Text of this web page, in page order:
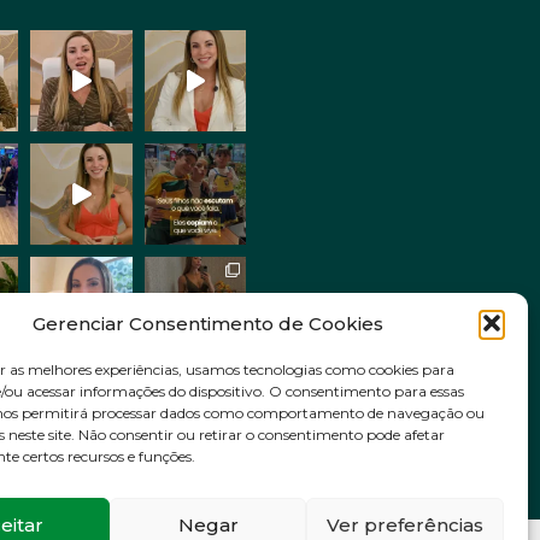
Gerenciar Consentimento de Cookies
as melhores experiências, usamos tecnologias como cookies para
acessar informações do dispositivo. O consentimento para essas
permitirá processar dados como comportamento de navegação ou
neste site. Não consentir ou retirar o consentimento pode afetar
certos recursos e funções.
Negar Ver preferências
Siga no Instagram